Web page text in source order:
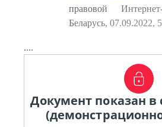
правовой
Беларусь, 07.09.2022,
....
Документ показан